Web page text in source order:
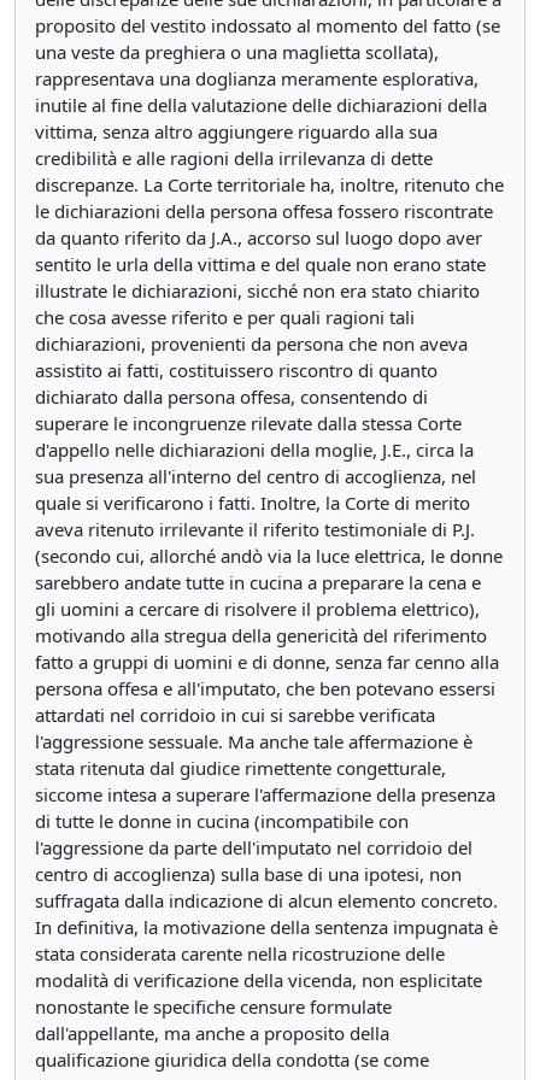
proposito del vestito indossato al momento del fatto (se
una veste da preghiera o una maglietta scollata),
rappresentava una doglianza meramente esplorativa,
inutile al fine della valutazione delle dichiarazioni della
vittima, senza altro aggiungere riguardo alla sua
credibilità e alle ragioni della irrilevanza di dette
discrepanze. La Corte territoriale ha, inoltre, ritenuto che
le dichiarazioni della persona offesa fossero riscontrate
da quanto riferito da J.A., accorso sul luogo dopo aver
sentito le urla della vittima e del quale non erano state
illustrate le dichiarazioni, sicché non era stato chiarito
che cosa avesse riferito e per quali ragioni tali
dichiarazioni, provenienti da persona che non aveva
assistito ai fatti, costituissero riscontro di quanto
dichiarato dalla persona offesa, consentendo di
superare le incongruenze rilevate dalla stessa Corte
d'appello nelle dichiarazioni della moglie, J.E., circa la
sua presenza all'interno del centro di accoglienza, nel
quale si verificarono i fatti. Inoltre, la Corte di merito
aveva ritenuto irrilevante il riferito testimoniale di P.J.
(secondo cui, allorché andò via la luce elettrica, le donne
sarebbero andate tutte in cucina a preparare la cena e
gli uomini a cercare di risolvere il problema elettrico),
motivando alla stregua della genericità del riferimento
fatto a gruppi di uomini e di donne, senza far cenno alla
persona offesa e all'imputato, che ben potevano essersi
attardati nel corridoio in cui si sarebbe verificata
l'aggressione sessuale. Ma anche tale affermazione è
stata ritenuta dal giudice rimettente congetturale,
siccome intesa a superare l'affermazione della presenza
di tutte le donne in cucina (incompatibile con
l'aggressione da parte dell'imputato nel corridoio del
centro di accoglienza) sulla base di una ipotesi, non
suffragata dalla indicazione di alcun elemento concreto.
In definitiva, la motivazione della sentenza impugnata è
stata considerata carente nella ricostruzione delle
modalità di verificazione della vicenda, non esplicitate
nonostante le specifiche censure formulate
dall'appellante, ma anche a proposito della
qualificazione giuridica della condotta (se come